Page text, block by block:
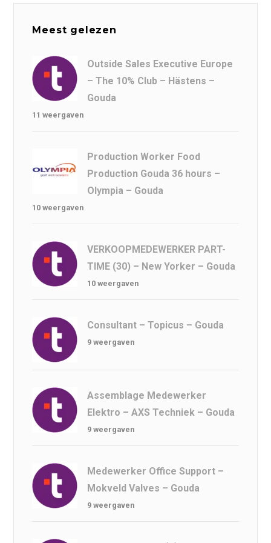
Meest gelezen
Outside Sales Executive Europe
– The 10% Club – Hästens –
Gouda
11 weergaven
Production Worker Food
Production Gouda 36 hours –
Olympia – Gouda
10 weergaven
VERKOOPMEDEWERKER PART-
TIME (30) – New Yorker – Gouda
10 weergaven
Consultant – Topicus – Gouda
9 weergaven
Assemblage Medewerker
Elektro – AXS Techniek – Gouda
9 weergaven
Medewerker Office Support –
Mokveld Valves – Gouda
9 weergaven